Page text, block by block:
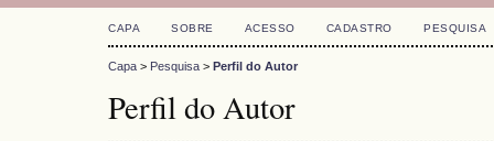
CAPA SOBRE ACESSO CADASTRO PESQUISA
Capa > Pesquisa > Perfil do Autor
Perfil do Autor